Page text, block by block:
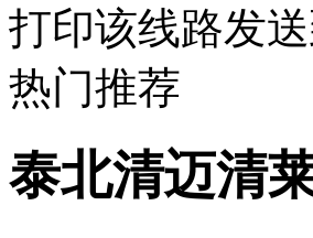
打印该线路发
热门推荐
泰北清迈清